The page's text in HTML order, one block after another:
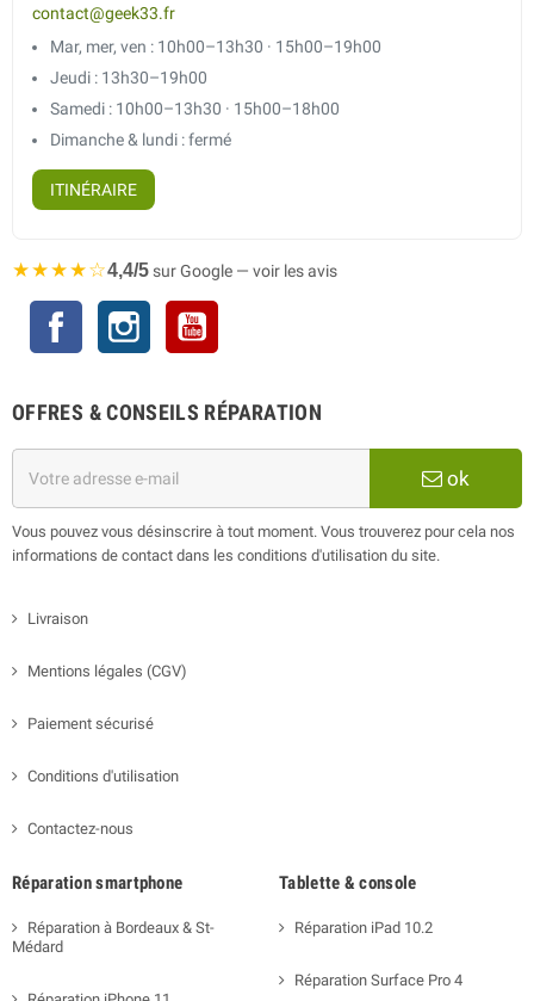
contact@geek33.fr
Mar, mer, ven : 10h00–13h30 · 15h00–19h00
Jeudi : 13h30–19h00
Samedi : 10h00–13h30 · 15h00–18h00
Dimanche & lundi : fermé
ITINÉRAIRE
★★★★☆4,4/5sur Google — voir les avis
Facebook Instagram
OFFRES & CONSEILS RÉPARATION
ok
Vous pouvez vous désinscrire à tout moment. Vous trouverez pour cela nos
informations de contact dans les conditions d'utilisation du site.
Livraison
Mentions légales (CGV)
Paiement sécurisé
Conditions d'utilisation
Contactez-nous
Réparation smartphone
Réparation à Bordeaux & St-
Médard
Tablette & console
Réparation iPad 10.2
Réparation Surface Pro 4